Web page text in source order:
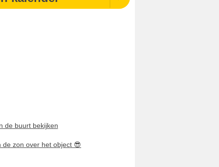
de buurt bekijken
de zon over het object 😎